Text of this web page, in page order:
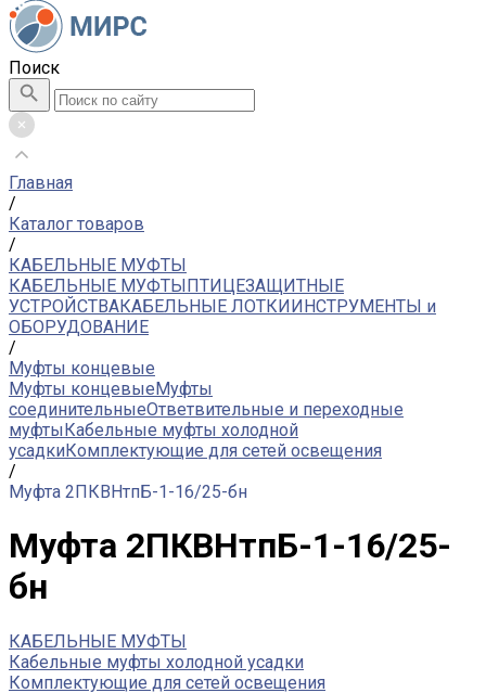
Поиск
Главная
/
Каталог товаров
/
КАБЕЛЬНЫЕ МУФТЫ
КАБЕЛЬНЫЕ МУФТЫПТИЦЕЗАЩИТНЫЕ
УСТРОЙСТВАКАБЕЛЬНЫЕ ЛОТКИИНСТРУМЕНТЫ и
ОБОРУДОВАНИЕ
/
Муфты концевые
Муфты концевыеМуфты
соединительныеОтветвительные и переходные
муфтыКабельные муфты холодной
усадкиКомплектующие для сетей освещения
/
Муфта 2ПКВНтпБ-1-16/25-бн
Муфта 2ПКВНтпБ-1-16/25-
бн
КАБЕЛЬНЫЕ МУФТЫ
Кабельные муфты холодной усадки
Комплектующие для сетей освещения